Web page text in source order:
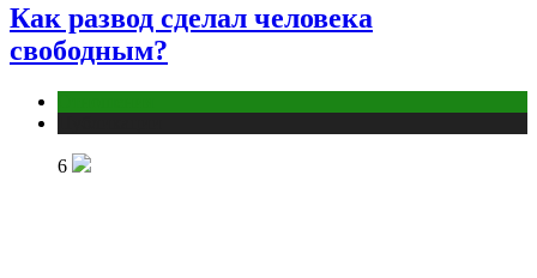
Как развод сделал человека
свободным?
6